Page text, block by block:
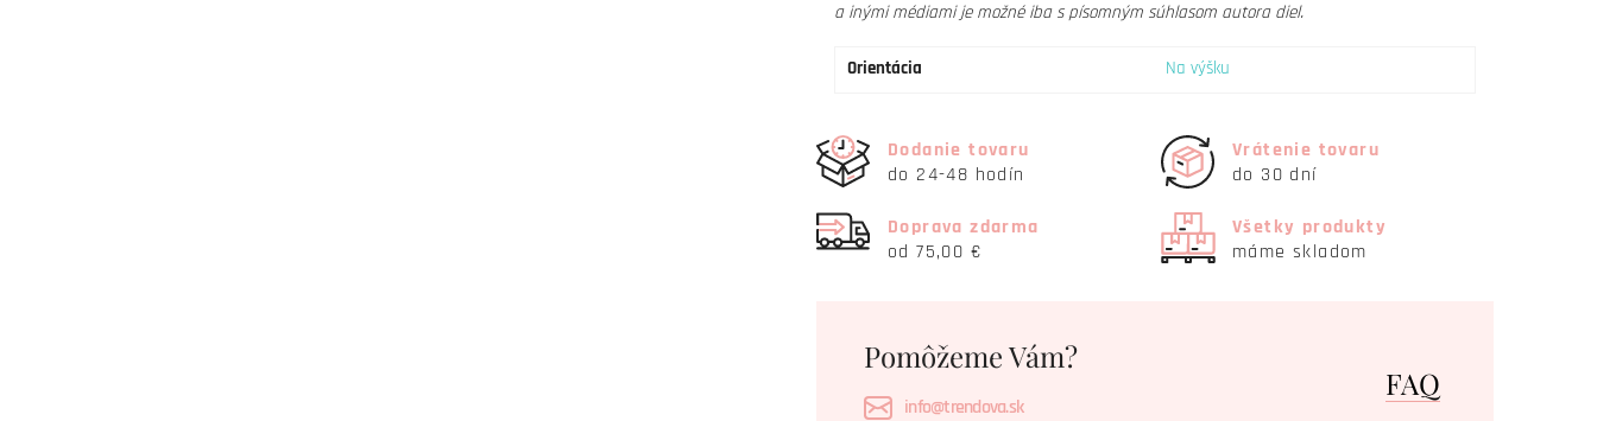
a inými médiami je možné iba s písomným súhlasom autora diel.
Orientácia Na výšku
Dodanie tovaru
do 24-48 hodín
Vrátenie tovaru
do 30 dní
Doprava zdarma
od 75,00 €
Všetky produkty
máme skladom
Pomôžeme Vám?
info@trendova.sk
FAQ